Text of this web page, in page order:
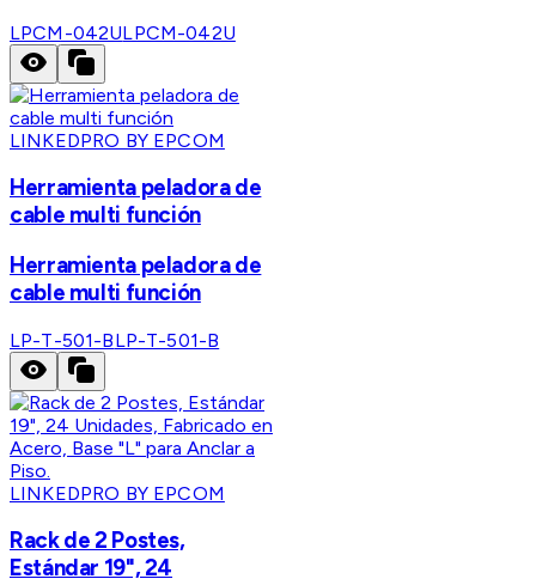
LPCM-042ULPCM-042U
LINKEDPRO BY EPCOM
Herramienta peladora de
cable multi función
Herramienta peladora de
cable multi función
LP-T-501-BLP-T-501-B
LINKEDPRO BY EPCOM
Rack de 2 Postes,
Estándar 19", 24